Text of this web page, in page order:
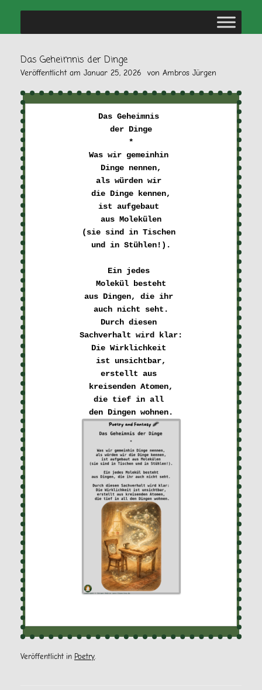
Das Geheimnis der Dinge
Veröffentlicht am Januar 25, 2026 von Ambros Jürgen
Das Geheimnis
der Dinge
*
Was wir gemeinhin
Dinge nennen,
als würden wir
die Dinge kennen,
ist aufgebaut
aus Molekülen
(sie sind in Tischen
und in Stühlen!).
Ein jedes
Molekül besteht
aus Dingen, die ihr
auch nicht seht.
Durch diesen
Sachverhalt wird klar:
Die Wirklichkeit
ist unsichtbar,
erstellt aus
kreisenden Atomen,
die tief in all
Veröffentlicht in Poetry